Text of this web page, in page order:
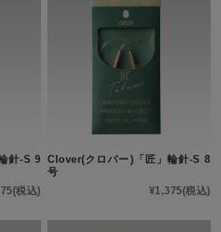
針-S 9
(税込)
Clover(クロバー)「匠」輪針-S 8
号
¥1,375(税込)